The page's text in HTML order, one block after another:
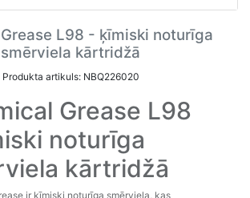
L98 - ķīmiski noturīga
smērviela kārtridžā
Produkta artikuls: NBQ226020
Grease L98
noturīga
kārtridžā
ir ķīmiski noturīga smērviela, kas